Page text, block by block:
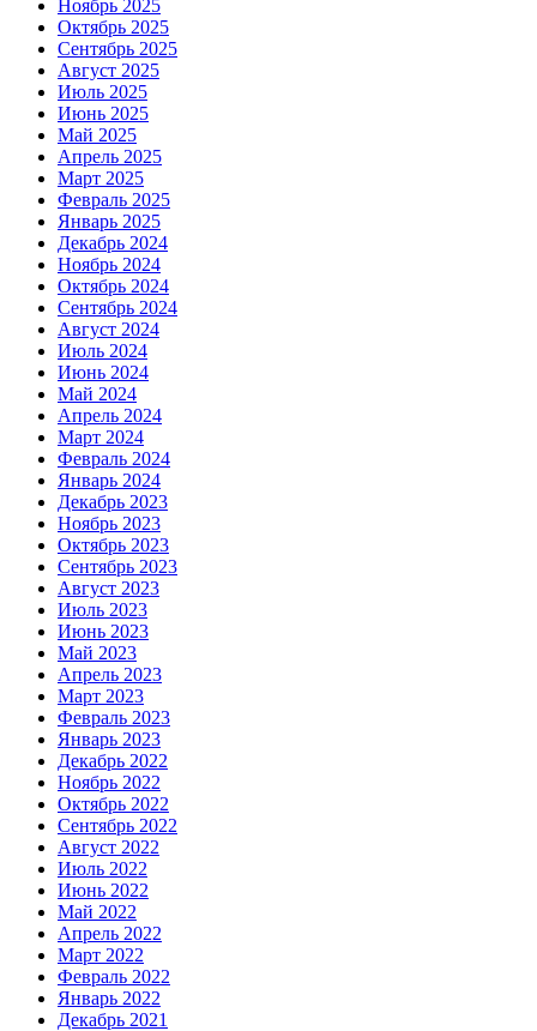
Ноябрь 2025
Октябрь 2025
Сентябрь 2025
Август 2025
Июль 2025
Июнь 2025
Май 2025
Апрель 2025
Март 2025
Февраль 2025
Январь 2025
Декабрь 2024
Ноябрь 2024
Октябрь 2024
Сентябрь 2024
Август 2024
Июль 2024
Июнь 2024
Май 2024
Апрель 2024
Март 2024
Февраль 2024
Январь 2024
Декабрь 2023
Ноябрь 2023
Октябрь 2023
Сентябрь 2023
Август 2023
Июль 2023
Июнь 2023
Май 2023
Апрель 2023
Март 2023
Февраль 2023
Январь 2023
Декабрь 2022
Ноябрь 2022
Октябрь 2022
Сентябрь 2022
Август 2022
Июль 2022
Июнь 2022
Май 2022
Апрель 2022
Март 2022
Февраль 2022
Январь 2022
Декабрь 2021